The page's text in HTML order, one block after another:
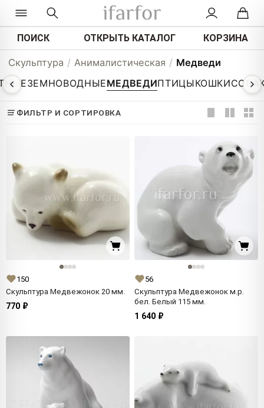
ПОИСК ОТКРЫТЬ КАТАЛОГ КОРЗИНА
Скульптура / Анималистическая / Медведи
ЗЕМНОВОДНЫЕМЕДВЕДИПТИЦЫКОШКИ
ФИЛЬТР И СОРТИРОВКА
150
Скульптура Медвежонок 20 мм.
770 ₽
56
Скульптура Медвежонок м.р.
бел. Белый 115 мм.
1 640 ₽